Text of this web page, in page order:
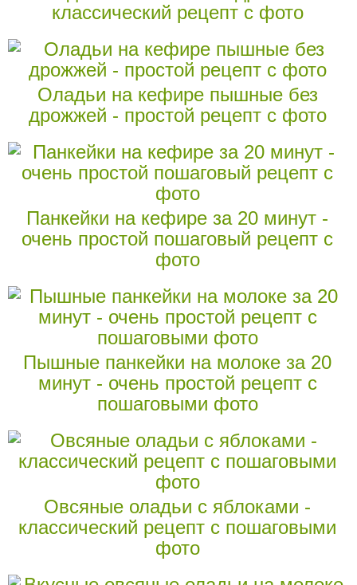
классический рецепт с фото
Оладьи на кефире пышные без
дрожжей - простой рецепт с фото
Панкейки на кефире за 20 минут -
очень простой пошаговый рецепт с
фото
Пышные панкейки на молоке за 20
минут - очень простой рецепт с
пошаговыми фото
Овсяные оладьи с яблоками -
классический рецепт с пошаговыми
фото